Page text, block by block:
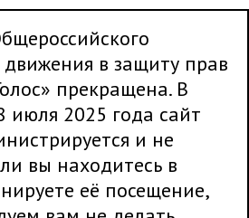
в защиту прав
прекращена. В
июля 2025 года сайт
и не
вы находитесь в
её посещение,